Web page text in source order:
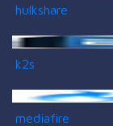
hulkshare
k2s
mediafire